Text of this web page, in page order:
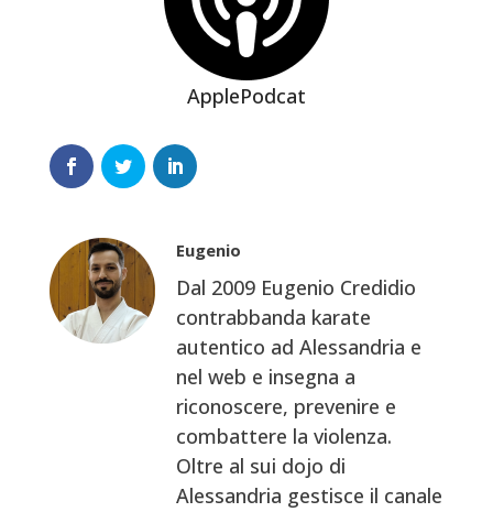
ApplePodcat
Eugenio
Dal 2009 Eugenio Credidio
contrabbanda karate
autentico ad Alessandria e
nel web e insegna a
riconoscere, prevenire e
combattere la violenza.
Oltre al sui dojo di
Alessandria gestisce il canale